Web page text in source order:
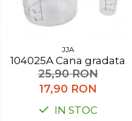
Accesorii pentru toaleta
Bare si carlige pentru
Polite baie
Uscatoare rufe
Bucatarie
JJA
104025A Cana gradata
25,90 RON
17,90 RON
IN STOC